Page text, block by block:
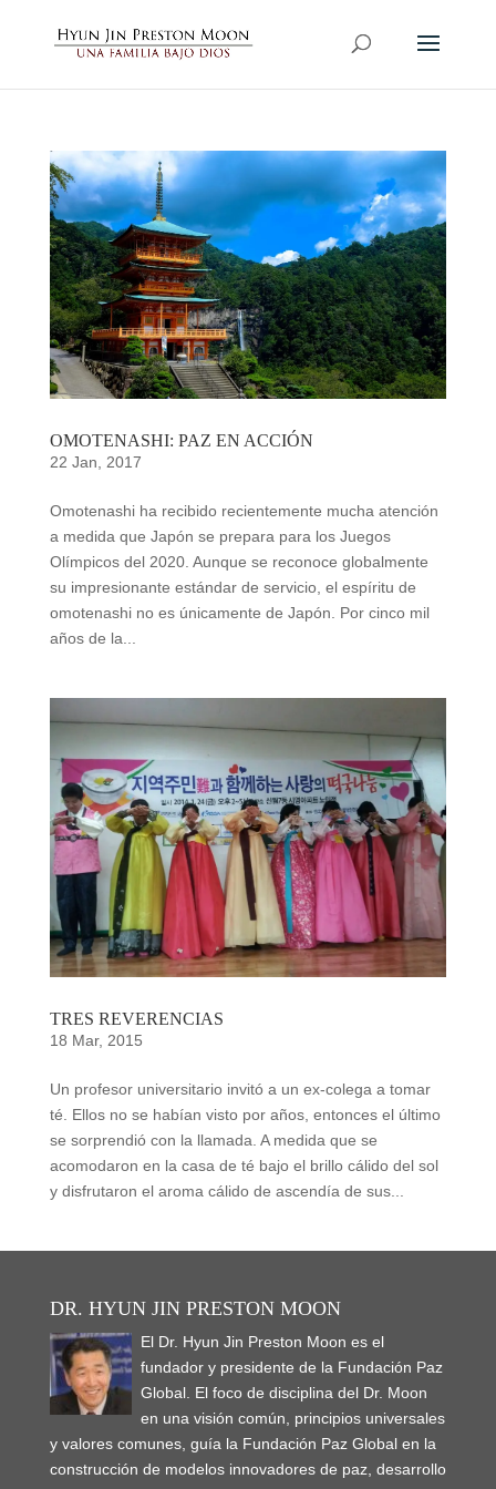
OMOTENASHI: PAZ EN ACCIÓN
22 Jan, 2017
Omotenashi ha recibido recientemente mucha atención
a medida que Japón se prepara para los Juegos
Olímpicos del 2020. Aunque se reconoce globalmente
su impresionante estándar de servicio, el espíritu de
omotenashi no es únicamente de Japón. Por cinco mil
años de la...
TRES REVERENCIAS
18 Mar, 2015
Un profesor universitario invitó a un ex-colega a tomar
té. Ellos no se habían visto por años, entonces el último
se sorprendió con la llamada. A medida que se
acomodaron en la casa de té bajo el brillo cálido del sol
y disfrutaron el aroma cálido de ascendía de sus...
DR. HYUN JIN PRESTON MOON
El Dr. Hyun Jin Preston Moon es el
fundador y presidente de la Fundación Paz
Global. El foco de disciplina del Dr. Moon
en una visión común, principios universales
y valores comunes, guía la Fundación Paz Global en la
construcción de modelos innovadores de paz, desarrollo